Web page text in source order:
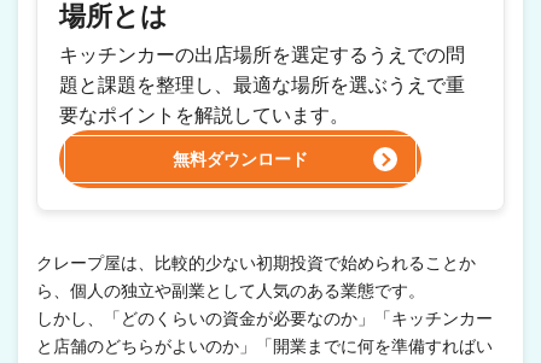
場所とは
キッチンカーの出店場所を選定するうえでの問
題と課題を整理し、最適な場所を選ぶうえで重
要なポイントを解説しています。
無料ダウンロード
クレープ屋は、比較的少ない初期投資で始められることか
ら、個人の独立や副業として人気のある業態です。
しかし、「どのくらいの資金が必要なのか」「キッチンカー
と店舗のどちらがよいのか」「開業までに何を準備すればい